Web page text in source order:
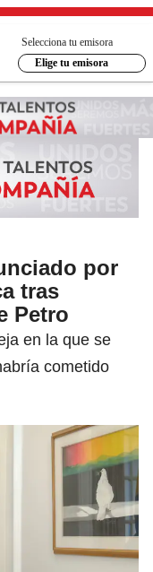
Selecciona tu emisora
Elige tu emisora
por
tras
Petro
en la que se
cometido